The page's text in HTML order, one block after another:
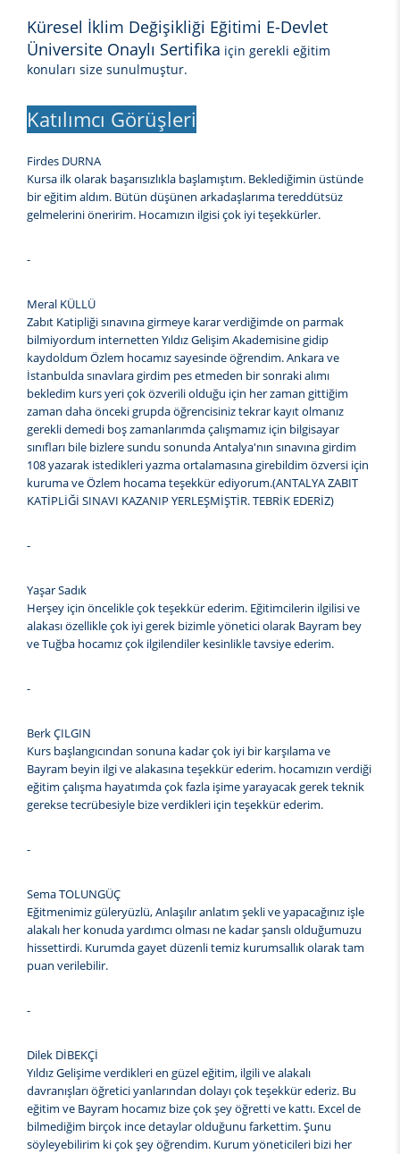
Küresel İklim Değişikliği Eğitimi E-Devlet
Üniversite Onaylı Sertifika için gerekli eğitim
konuları size sunulmuştur.
Katılımcı Görüşleri
Firdes DURNA
Kursa ilk olarak başarısızlıkla başlamıştım. Beklediğimin üstünde
bir eğitim aldım. Bütün düşünen arkadaşlarıma tereddütsüz
gelmelerini öneririm. Hocamızın ilgisi çok iyi teşekkürler.
-
Meral KÜLLÜ
Zabıt Katipliği sınavına girmeye karar verdiğimde on parmak
bilmiyordum internetten Yıldız Gelişim Akademisine gidip
kaydoldum Özlem hocamız sayesinde öğrendim. Ankara ve
İstanbulda sınavlara girdim pes etmeden bir sonraki alımı
bekledim kurs yeri çok özverili olduğu için her zaman gittiğim
zaman daha önceki grupda öğrencisiniz tekrar kayıt olmanız
gerekli demedi boş zamanlarımda çalışmamız için bilgisayar
sınıfları bile bizlere sundu sonunda Antalya'nın sınavına girdim
108 yazarak istedikleri yazma ortalamasına girebildim özversi için
kuruma ve Özlem hocama teşekkür ediyorum.(ANTALYA ZABIT
KATİPLİĞİ SINAVI KAZANIP YERLEŞMİŞTİR. TEBRİK EDERİZ)
-
Yaşar Sadık
Herşey için öncelikle çok teşekkür ederim. Eğitimcilerin ilgilisi ve
alakası özellikle çok iyi gerek bizimle yönetici olarak Bayram bey
ve Tuğba hocamız çok ilgilendiler kesinlikle tavsiye ederim.
-
Berk ÇILGIN
Kurs başlangıcından sonuna kadar çok iyi bir karşılama ve
Bayram beyin ilgi ve alakasına teşekkür ederim. hocamızın verdiği
eğitim çalışma hayatımda çok fazla işime yarayacak gerek teknik
gerekse tecrübesiyle bize verdikleri için teşekkür ederim.
-
Sema TOLUNGÜÇ
Eğitmenimiz güleryüzlü, Anlaşılır anlatım şekli ve yapacağınız işle
alakalı her konuda yardımcı olması ne kadar şanslı olduğumuzu
hissettirdi. Kurumda gayet düzenli temiz kurumsallık olarak tam
puan verilebilir.
-
Dilek DİBEKÇİ
Yıldız Gelişime verdikleri en güzel eğitim, ilgili ve alakalı
davranışları öğretici yanlarından dolayı çok teşekkür ederiz. Bu
eğitim ve Bayram hocamız bize çok şey öğretti ve kattı. Excel de
bilmediğim birçok ince detaylar olduğunu farkettim. Şunu
söyleyebilirim ki çok şey öğrendim. Kurum yöneticileri bizi her